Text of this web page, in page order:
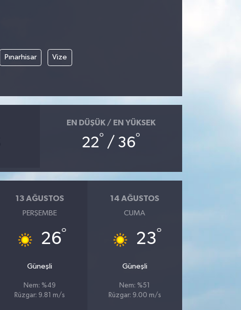
Pınarhisar Vize
EN DÜŞÜK / EN YÜKSEK
22° / 36°
13 AĞUSTOS
PERŞEMBE
26°
Güneşli
Nem: %49
Rüzgar: 9.81 m/s
14 AĞUSTOS
CUMA
23°
Güneşli
Nem: %51
Rüzgar: 9.00 m/s